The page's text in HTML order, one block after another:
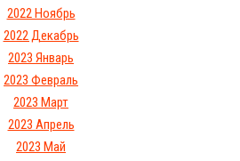
2022 Ноябрь
2022 Декабрь
2023 Январь
2023 Февраль
2023 Март
2023 Апрель
2023 Май